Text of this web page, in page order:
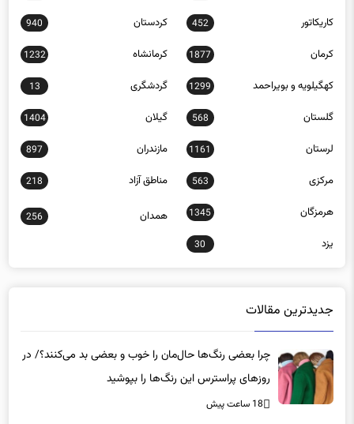
کاریکاتور 452 کردستان 940
کرمان 1877 کرمانشاه 1232
کهگیلویه و بویراحمد 1299 گردشگری 13
گلستان 568 گیلان 1404
لرستان 1161 مازندران 897
مرکزی 563 مناطق آزاد 218
هرمزگان 1345 همدان 256
یزد 30
جدیدترین مقالات
چرا بعضی رنگ‌ها حال‌مان را خوب و بعضی بد می‌کنند؟/ در
روزهای پراسترس این رنگ‌ها را بپوشید
18 ساعت پیش